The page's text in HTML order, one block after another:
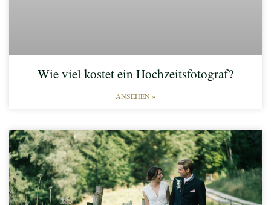
Wie viel kostet ein Hochzeitsfotograf?
ANSEHEN »